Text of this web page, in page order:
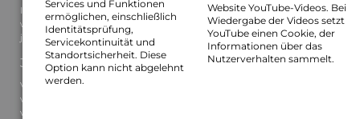
Informationen entstehen, haftet allein der Anbieter der Seite, auf
welche verwiesen wurde, nicht derjenige, der über Links auf die
jeweilige Veröffentlichung lediglich verweist.
3. Urheber- und Kennzeichenrecht
Vocality ist bestrebt, in allen Publikationen die Urheberrechte der
verwendeten Grafiken, Dokumente, Medien und Texte zu beachten,
von ihm selbst erstellte Grafiken, Dokumente, Medien und Texte zu
Services und Funktionen
ermöglichen, einschließlich
Identitätsprüfung,
Servicekontinuität und
Standortsicherheit. Diese
Option kann nicht abgelehnt
werden.
Website YouTube-Videos. Bei
Wiedergabe der Videos setzt
YouTube einen Cookie, der
Informationen über das
Nutzerverhalten sammelt.